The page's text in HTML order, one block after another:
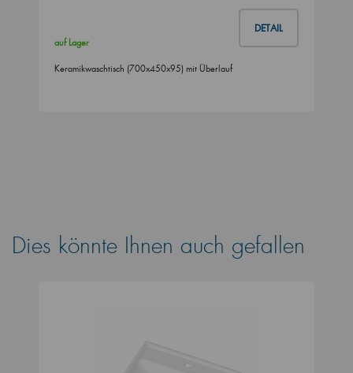
DETAIL
auf Lager
Keramikwaschtisch (700x450x95) mit Überlauf
Dies könnte Ihnen auch gefallen